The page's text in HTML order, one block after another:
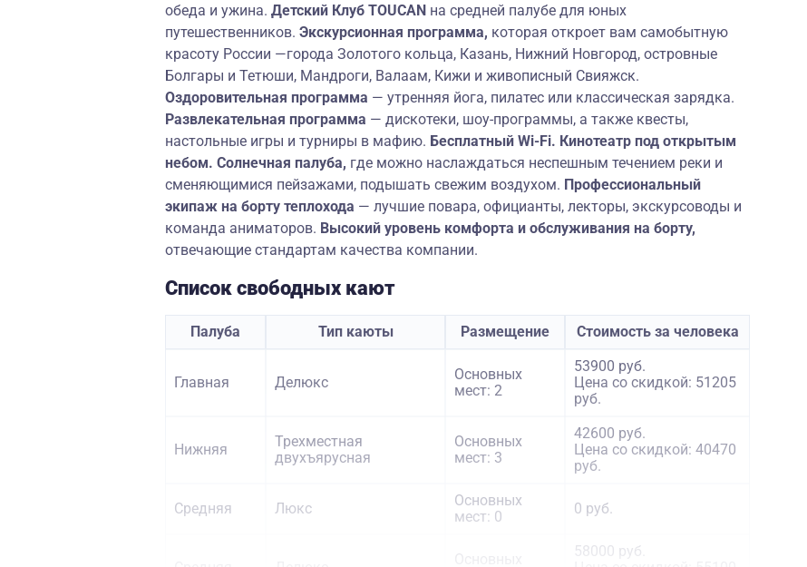
обеда и ужина. Детский Клуб TOUCAN на средней палубе для юных
путешественников. Экскурсионная программа, которая откроет вам самобытную
красоту России —города Золотого кольца, Казань, Нижний Новгород, островные
Болгары и Тетюши, Мандроги, Валаам, Кижи и живописный Свияжск.
Оздоровительная программа — утренняя йога, пилатес или классическая зарядка.
Развлекательная программа — дискотеки, шоу-программы, а также квесты,
настольные игры и турниры в мафию. Бесплатный Wi-Fi. Кинотеатр под открытым
небом. Солнечная палуба, где можно наслаждаться неспешным течением реки и
сменяющимися пейзажами, подышать свежим воздухом. Профессиональный
экипаж на борту теплохода — лучшие повара, официанты, лекторы, экскурсоводы и
команда аниматоров. Высокий уровень комфорта и обслуживания на борту,
отвечающие стандартам качества компании.
Список свободных кают
Палуба Тип каюты Размещение Стоимость за человека
Главная Делюкс
Основных
мест: 2
53900 руб.
Цена со скидкой: 51205
руб.
Нижняя
Трехместная
двухъярусная
Основных
мест: 3
42600 руб.
Цена со скидкой: 40470
руб.
Средняя Люкс
Основных
мест: 0
0 руб.
58000 руб.